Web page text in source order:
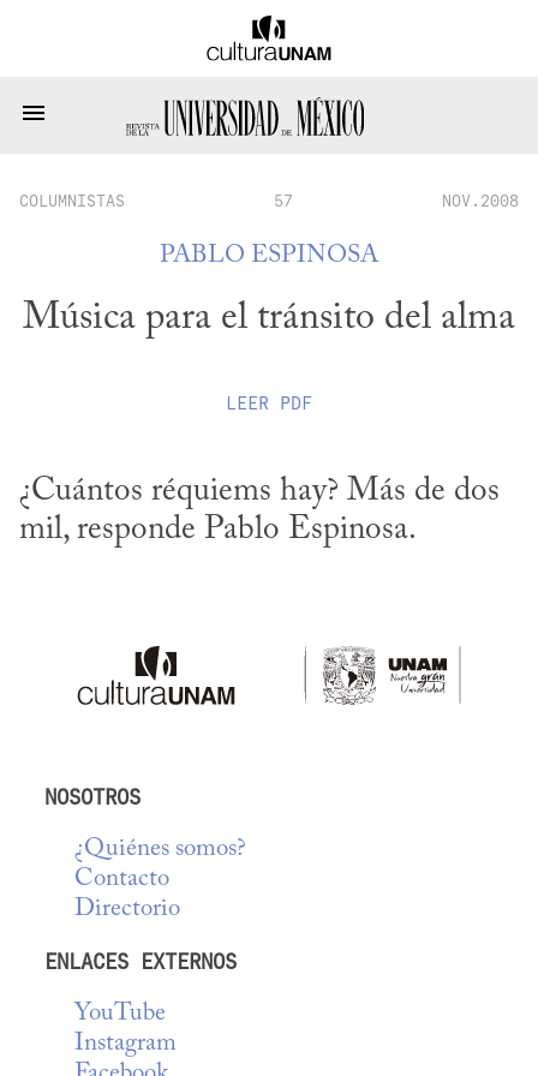
COLUMNISTAS 57 NOV.2008
PABLO ESPINOSA
Música para el tránsito del alma
LEER PDF
¿Cuántos réquiems hay? Más de dos
mil, responde Pablo Espinosa.
NOSOTROS
¿Quiénes somos?
Contacto
Directorio
ENLACES EXTERNOS
YouTube
Instagram